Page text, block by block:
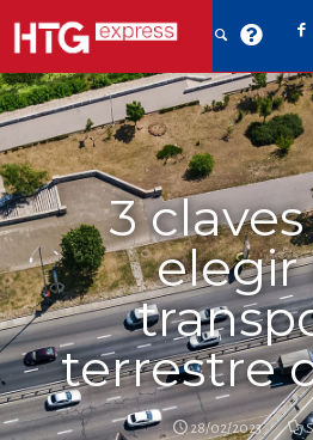
3
elegir
terrestre
28/02/2023